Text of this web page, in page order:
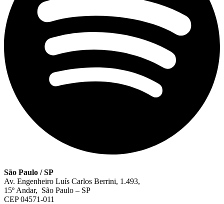
São Paulo / SP
Av. Engenheiro Luís Carlos Berrini, 1.493,
15º Andar, São Paulo – SP
CEP 04571-011